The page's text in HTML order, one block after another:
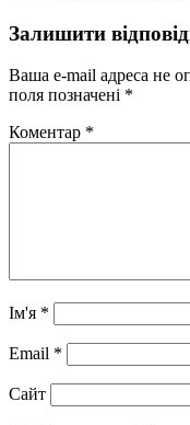
Залишити
Ваша e-mail адреса не
поля позначені *
Коментар *
Ім'я *
Email *
Сайт